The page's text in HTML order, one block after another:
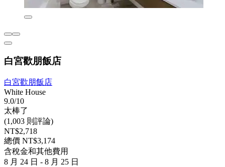
白宮歡朋飯店
白宮歡朋飯店
White House
9.0/10
太棒了
(1,003 則評論)
NT$2,718
總價 NT$3,174
含稅金和其他費用
8 月 24 日 - 8 月 25 日